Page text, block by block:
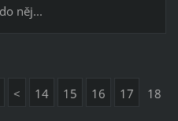
něj...
< 14 15 16 17 18